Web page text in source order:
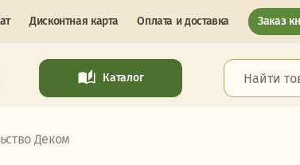
Дисконтная карта Оплата и доставка Заказ
Каталог
Деком